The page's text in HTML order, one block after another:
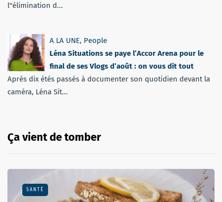
l''élimination d...
A LA UNE, People
Léna Situations se paye l’Accor Arena pour le
final de ses Vlogs d’août : on vous dit tout
Après dix étés passés à documenter son quotidien devant la
caméra, Léna Sit...
Ça vient de tomber
SANTÉ